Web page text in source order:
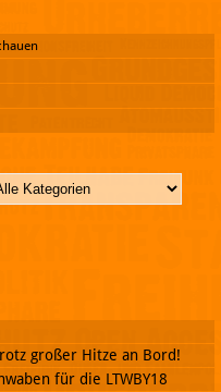
großer Hitze an Bord!
für die LTWBY18